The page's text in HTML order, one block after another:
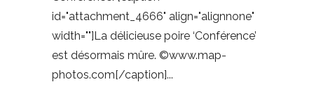
id="attachment_4666" align="alignnone"
width=""]La délicieuse poire ‘Conférence’
est désormais mûre. ©www.map-
photos.com[/caption]